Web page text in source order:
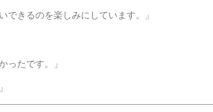
できるのを楽しみにしています。」
ったです。」